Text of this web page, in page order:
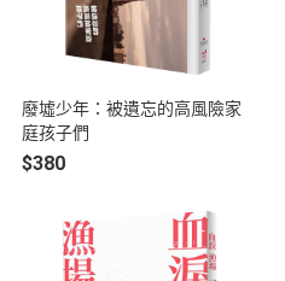
廢墟少年：被遺忘的高風險家
庭孩子們
$380